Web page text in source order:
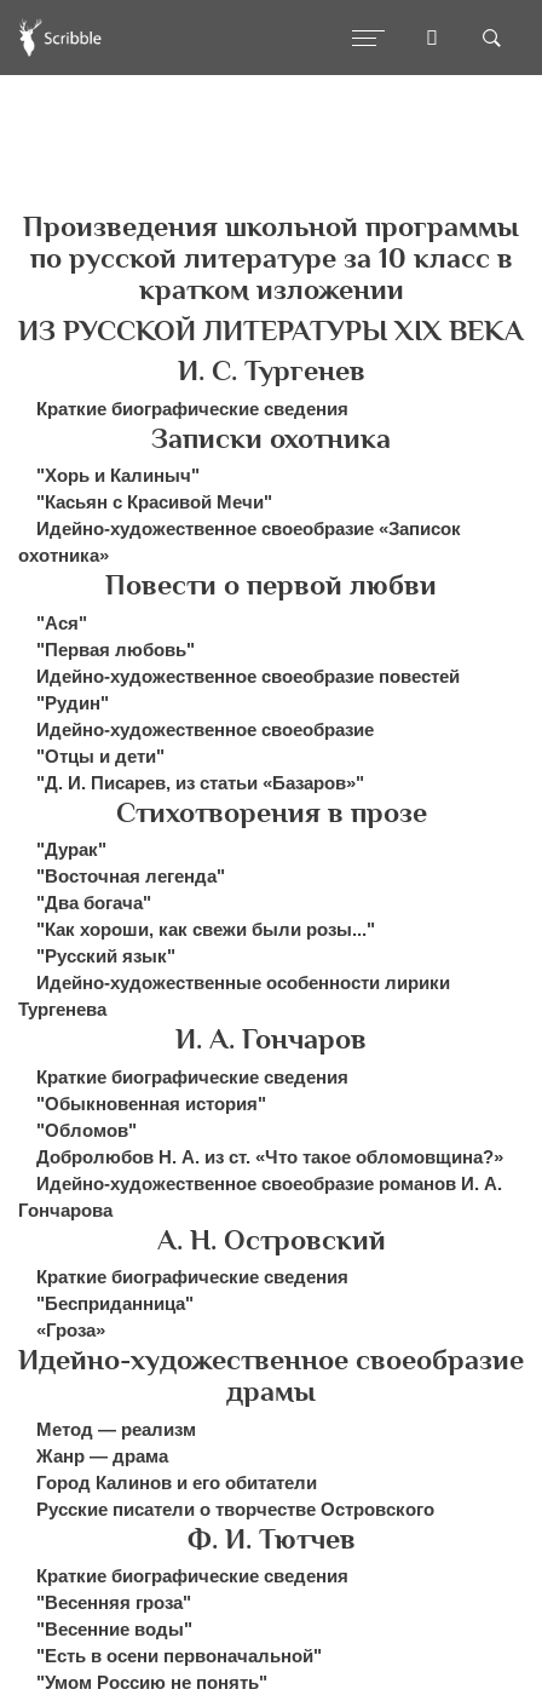
Произведения школьной программы
по русской литературе за 10 класс в
кратком изложении
ИЗ РУССКОЙ ЛИТЕРАТУРЫ XIX ВЕКА
И. С. Тургенев
Краткие биографические сведения
Записки охотника
"Хорь и Калиныч"
"Касьян с Красивой Мечи"
Идейно-художественное своеобразие «Записок
охотника»
Повести о первой любви
"Ася"
"Первая любовь"
Идейно-художественное своеобразие повестей
"Рудин"
Идейно-художественное своеобразие
"Отцы и дети"
"Д. И. Писарев, из статьи «Базаров»"
Стихотворения в прозе
"Дурак"
"Восточная легенда"
"Два богача"
"Как хороши, как свежи были розы..."
"Русский язык"
Идейно-художественные особенности лирики
Тургенева
И. А. Гончаров
Краткие биографические сведения
"Обыкновенная история"
"Обломов"
Добролюбов Н. А. из ст. «Что такое обломовщина?»
Идейно-художественное своеобразие романов И. А.
Гончарова
А. Н. Островский
Краткие биографические сведения
"Бесприданница"
«Гроза»
Идейно-художественное своеобразие
драмы
Метод — реализм
Жанр — драма
Город Калинов и его обитатели
Русские писатели о творчестве Островского
Ф. И. Тютчев
Краткие биографические сведения
"Весенняя гроза"
"Весенние воды"
"Есть в осени первоначальной"
"Умом Россию не понять"